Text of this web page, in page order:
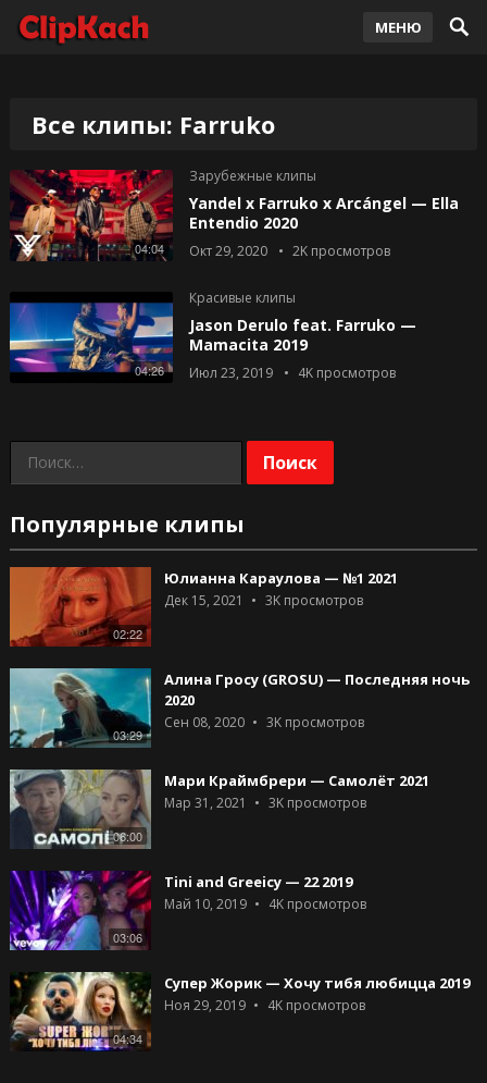
МЕНЮ
Все клипы: Farruko
04:04
Зарубежные клипы
Yandel x Farruko x Arcángel — Ella
Entendio 2020
Окт 29, 2020 2Kпросмотров
04:26
Красивые клипы
Jason Derulo feat. Farruko —
Mamacita 2019
Июл 23, 2019 4Kпросмотров
Найти:
Популярные клипы
02:22
Юлианна Караулова — №1 2021
Дек 15, 2021 3Kпросмотров
03:29
Алина Гросу (GROSU) — Последняя ночь
2020
Сен 08, 2020 3Kпросмотров
06:00
Мари Краймбрери — Самолёт 2021
Мар 31, 2021 3Kпросмотров
03:06
Tini and Greeicy — 22 2019
Май 10, 2019 4Kпросмотров
04:34
Супер Жорик — Хочу тибя любицца 2019
Ноя 29, 2019 4Kпросмотров